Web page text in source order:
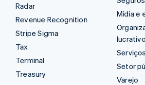
Radar
Revenue Recognition
Stripe Sigma
Tax
Terminal
Treasury
Mídia e
Setor
Varejo